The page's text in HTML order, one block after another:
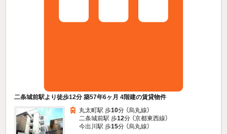
二条城前駅より徒歩12分 築57年6ヶ月 4階建の賃貸物件
丸太町駅 歩10分 （烏丸線）
二条城前駅 歩12分 （京都東西線）
今出川駅 歩15分 （烏丸線）